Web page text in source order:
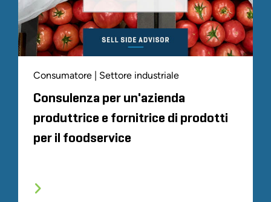
Consumatore | Settore industriale
Consulenza per un'azienda
produttrice e fornitrice di prodotti
per il foodservice